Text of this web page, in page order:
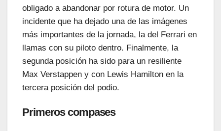
obligado a abandonar por rotura de motor. Un
incidente que ha dejado una de las imágenes
más importantes de la jornada, la del Ferrari en
llamas con su piloto dentro. Finalmente, la
segunda posición ha sido para un resiliente
Max Verstappen y con Lewis Hamilton en la
tercera posición del podio.
Primeros compases